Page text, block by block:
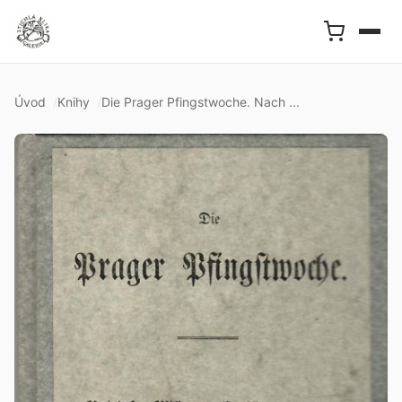
Úvod Knihy Die Prager Pfingstwoche. Nach ...